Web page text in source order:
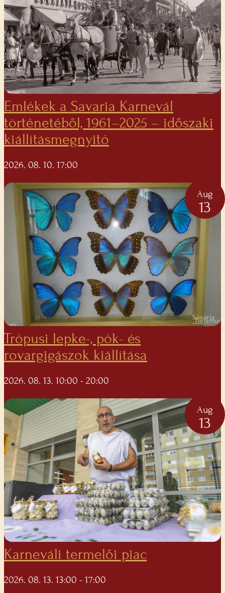
Emlékek a Savaria Karnevál
történetéből, 1961–2025 – időszaki
kiállításmegnyitó
2026. 08. 10. 17:00
Aug
13
Trópusi lepke-, pók- és
rovargigászok kiállítása
2026. 08. 13. 10:00 - 20:00
Aug
13
Karneváli termelői piac
2026. 08. 13. 13:00 - 17:00